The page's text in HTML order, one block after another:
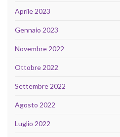
Aprile 2023
Gennaio 2023
Novembre 2022
Ottobre 2022
Settembre 2022
Agosto 2022
Luglio 2022